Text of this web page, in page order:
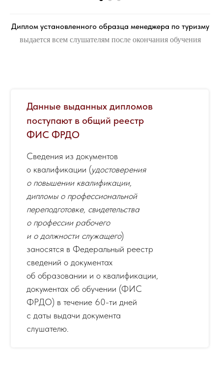
Диплом установленного образца менеджера по туризму
выдается всем слушателям после окончания обучения
Сведения из документов
о квалификации (удостоверения
о повышении квалификации,
дипломы о профессиональной
переподготовке, свидетельства
о профессии рабочего
и о должности служащего)
Данные выданных дипломов
поступают в общий реестр
ФИС ФРДО
заносятся в Федеральный реестр
сведений о документах
об образовании и о квалификации,
документах об обучении (ФИС
ФРДО) в течение 60-ти дней
с даты выдачи документа
слушателю.